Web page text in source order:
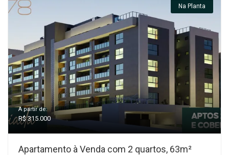
Na Planta
A partir de:
R$ 315.000
Apartamento à Venda com 2 quartos, 63m²